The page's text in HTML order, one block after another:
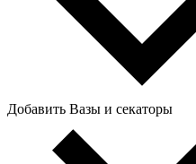
Добавить Вазы и секаторы